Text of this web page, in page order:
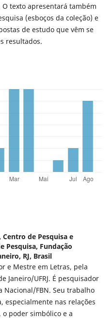
texto apresentará também
(esboços da coleção) e
de estudo que vêm se
resultados.
Centro de Pesquisa e
Pesquisa, Fundação
RJ, Brasil
e Mestre em Letras, pela
Janeiro/UFRJ. É pesquisador
Nacional/FBN. Seu trabalho
especialmente nas relações
o poder simbólico e a